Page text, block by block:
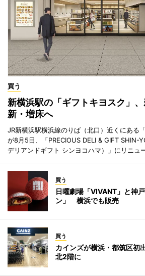
買う
新横浜駅の「ギフトキヨスク」
新・増床へ
JR新横浜駅横浜線のりば（北口）近くにある
が8月5日、「PRECIOUS DELI & GIFT SHIN-
デリアンドギフト シンヨコハマ）」にリニュ
買う
日曜劇場「VIVANT」と神
ン」 横浜でも販売
買う
カインズが横浜・都筑区
北2階に